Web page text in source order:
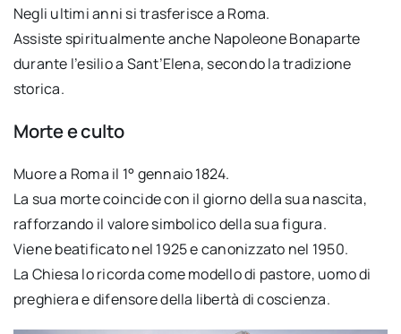
Negli ultimi anni si trasferisce a Roma.
Assiste spiritualmente anche Napoleone Bonaparte
durante l’esilio a Sant’Elena, secondo la tradizione
storica.
Morte e culto
Muore a Roma il 1° gennaio 1824.
La sua morte coincide con il giorno della sua nascita,
rafforzando il valore simbolico della sua figura.
Viene beatificato nel 1925 e canonizzato nel 1950.
La Chiesa lo ricorda come modello di pastore, uomo di
preghiera e difensore della libertà di coscienza.